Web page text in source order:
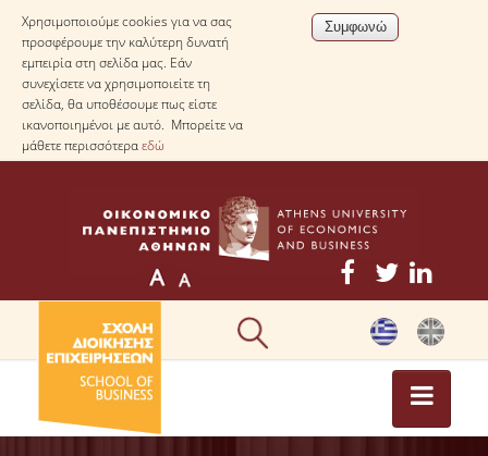
Χρησιμοποιούμε cookies για να σας
προσφέρουμε την καλύτερη δυνατή
εμπειρία στη σελίδα μας. Εάν
συνεχίσετε να χρησιμοποιείτε τη
σελίδα, θα υποθέσουμε πως είστε
ικανοποιημένοι με αυτό. Μπορείτε να
μάθετε περισσότεραεδώ